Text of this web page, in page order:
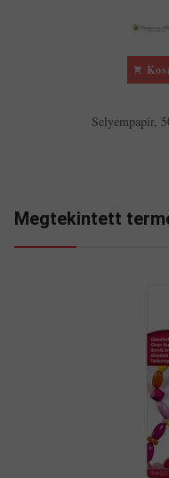
Selyempapír,
Megtekintett